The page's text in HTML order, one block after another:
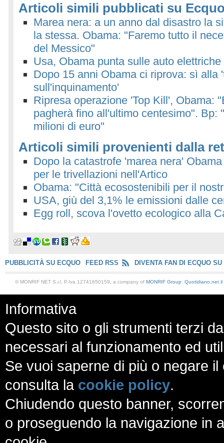
Articoli simili pubblicati su
Marea nera: a un anno dal disastro la
la stessa. Obama: "Faremo tutto il
del Messico"
Usa, Obama punta sulle auto elettriche
Dopo 15 anni Obama ci riprova: sì alla
sull'inquinamento'
Ripresa operazione 'Top Kill', Obama:
pagherà fino all'ultimo centesimo". Bp:
milioni di euro"
Articoli simili provenienti dalla
Dopo la catastrofe 'marea nera'
per le trivellazioni nell'Artico
Obama: "Città ecosostenibili per il
USA, giù del 3,1% le emissioni dalle
Egg roll, scova l'ovetto ecologico alla
PUBBLICITÀ SU ECQUO FEED RSS DIVENTA FAN DI ECQUO SU
© MONRIF NET S.r.l. P.Iva 12741650159, a company of MONRIF Group: Quotidiano.net il
Informativa
Questo sito o gli strumenti terzi
necessari al funzionamento ed
Se vuoi saperne di più o negare
consulta la cookie policy.
Chiudendo questo banner,
o proseguendo la navigazione in